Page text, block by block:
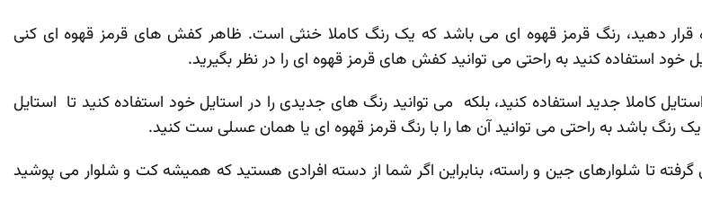
قرار دهید، رنگ قرمز قهوه‌ ای می‌ باشد که یک ‌رنگ کاملا خنثی است. ظاهر کفش‌ های قرمز قهوه ای کنی
خود استفاده کنید به راحتی می توانید کفش ‌های قرمز قهوه‌ ای را در نظر بگیرید.
کاملا جدید استفاده کنید، بلکه می‌ توانید رنگ‌ های جدیدی را در استایل خود استفاده کنید تا استایل
رنگ باشد به‌ راحتی می ‌توانید آن‌ ها را با رنگ قرمز قهوه‌ ای یا همان عسلی ست کنید.
تا شلوارهای جین و راسته، بنابراین اگر شما از دسته افرادی هستید که همیشه کت و شلوار می پوشید